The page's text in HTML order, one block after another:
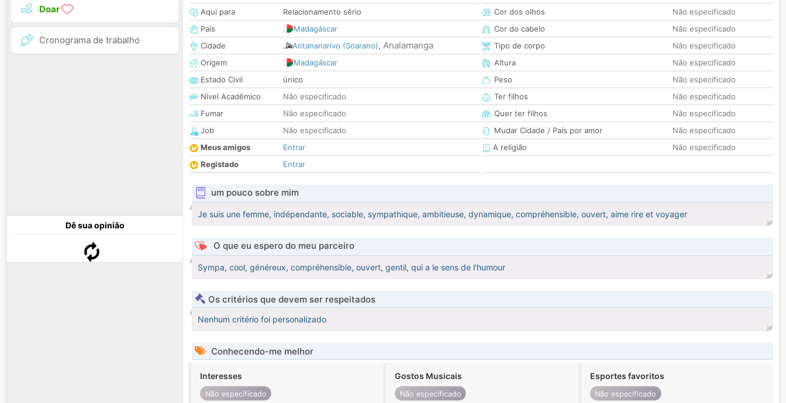
Doar
Cronograma de trabalho
Dê sua opinião
Aqui para
Relacionamento sério
País
Madagáscar
Cidade
Antananarivo (Soarano), Analamanga
Origem
Madagáscar
Estado Civil
único
Nível Acadêmico
Não especificado
Fumar
Não especificado
Job
Não especificado
Meus amigos
Entrar
Registado
Entrar
Cor dos olhos
Não especificado
Cor do cabelo
Não especificado
Tipo de corpo
Não especificado
Altura
Não especificado
Peso
Não especificado
Ter filhos
Não especificado
Quer ter filhos
Não especificado
Mudar Cidade / País por amor
Não especificado
A religião
Não especificado
um pouco sobre mim
Je suis une femme, indépendante, sociable, sympathique, ambitieuse, dynamique, compréhensible, ouvert, aime rire et voyager
O que eu espero do meu parceiro
Sympa, cool, généreux, compréhensible, ouvert, gentil, qui a le sens de l'humour
Os critérios que devem ser respeitados
Nenhum critério foi personalizado
Conhecendo-me melhor
Interesses
Não especificado
Gostos Musicais
Não especificado
Esportes favoritos
Não especificado